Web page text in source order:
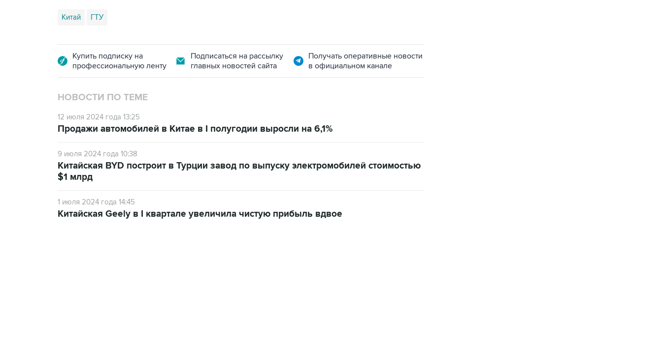
Китай ГТУ
Купить подписку на
профессиональную ленту
Подписаться на рассылку
главных новостей сайта
Получать оперативные новости
в официальном канале
НОВОСТИ ПО ТЕМЕ
12 июля 2024 года 13:25
Продажи автомобилей в Китае в I полугодии выросли на 6,1%
9 июля 2024 года 10:38
Китайская BYD построит в Турции завод по выпуску электромобилей стоимостью
$1 млрд
1 июля 2024 года 14:45
Китайская Geely в I квартале увеличила чистую прибыль вдвое